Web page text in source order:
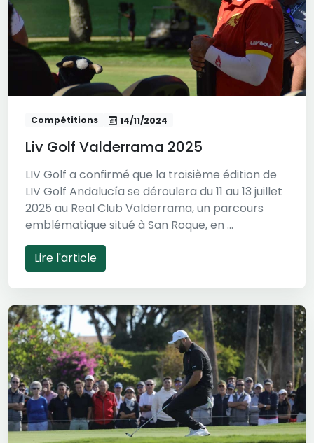
Compétitions 14/11/2024
Liv Golf Valderrama 2025
LIV Golf a confirmé que la troisième édition de
LIV Golf Andalucía se déroulera du 11 au 13 juillet
2025 au Real Club Valderrama, un parcours
emblématique situé à San Roque, en ...
Lire l'article